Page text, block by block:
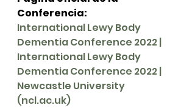
Conferencia:
International Lewy Body
Dementia Conference 2022 |
International Lewy Body
Dementia Conference 2022 |
Newcastle University
(ncl.ac.uk)